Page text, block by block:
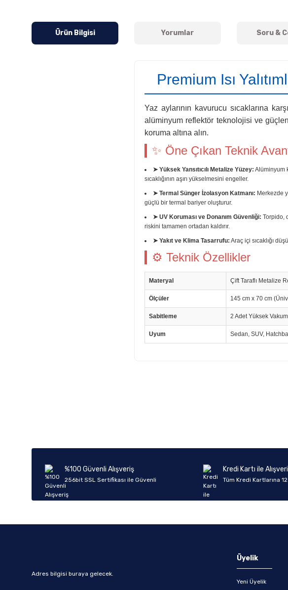
Ürün Bilgisi Yorumlar Soru &
Premium Isı
Yaz aylarının kavurucu sıcaklarına
alüminyum reflektör teknolojisi ve
koruma altına alın.
✨ Öne Çıkan Teknik
➤ Yüksek Yansıtıcılı Metalize Yüzey: Alüminyum
sıcaklığının aşırı yükselmesini engeller.
➤ Termal Sünger İzolasyon Katmanı: Merkezde
güçlü bir termal bariyer oluşturur.
➤ UV Koruması ve Donanım Güvenliği: Torpido,
riskini tamamen ortadan kaldırır.
➤ Yakıt ve Klima Tasarrufu: Araç içi sıcaklığı
⚙ Teknik Özellikler
Materyal Çift Taraflı Metalize
Ölçüler 145 cm x 70 cm
Sabitleme 2 Adet Yüksek
Uyum Sedan, SUV,
Ürün fiyatı diğer sitelerden daha pahalı.
Bu ürüne benzer farklı alternatifler olmalı.
%100 Güvenli Alışveriş
256bit SSL Sertifikası ile Güvenli
Kredi Kartı ile
Tüm Kredi Kartlarına
Adres bilgisi buraya gelecek.
Üyelik
Yeni Üyelik